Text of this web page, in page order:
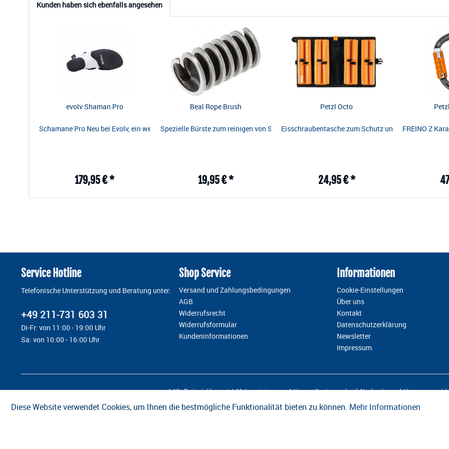
Kunden haben sich ebenfalls angesehen
evolv Shaman Pro
Schamane Pro Neu bei Evolv, ein weicherer, sensibler Schamane im Comp-Stil mit genügend Kraft für alle Disziplinen.
179,95 € *
Beal Rope Brush
Spezielle Bürste zum reinigen von Seilen. Passt sich utnerschiedlichen Seildurchmessern
19,95 € *
Petzl Octo
Eisschraubentasche zum Schutz und für den
24,95 € *
FREINO Z
Service Hotline
Telefonische Unterstützung und Beratung unter:
+49 211-731 603 31
Di-Fr: von 11:00 - 19:00 Uhr
Sa: von 10:00 - 16:00 Uhr
Shop Service
Versand und Zahlungsbedingungen
AGB
Widerrufsrecht
Widerrufsformular
Kundeninformationen
Informationen
Cookie-Einstellungen
Über uns
Kontakt
Datenschutzerklärung
Newsletter
Impressum
* Alle Preise inkl. gesetzl. Mehrwertsteuer zzgl.Versandkostenund ggf. Nachnahmegebühren, wenn
Design und Entwicklung durch dieOneCue GmbH.
Diese Website verwendet Cookies, um Ihnen die bestmögliche Funktionalität bieten zu können. Mehr Informationen